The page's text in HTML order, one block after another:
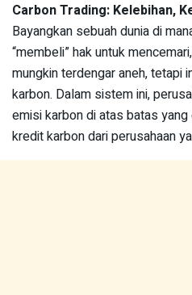
Carbon Trading: Kelebihan,
Bayangkan sebuah dunia di
“membeli” hak untuk
mungkin terdengar aneh, tetapi
karbon. Dalam sistem ini,
emisi karbon di atas batas
kredit karbon dari perusahaan